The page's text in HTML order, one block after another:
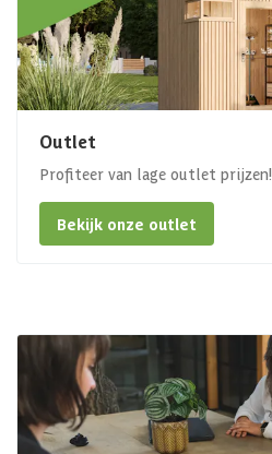
Outlet
Profiteer van lage outlet prijzen!
Bekijk onze outlet